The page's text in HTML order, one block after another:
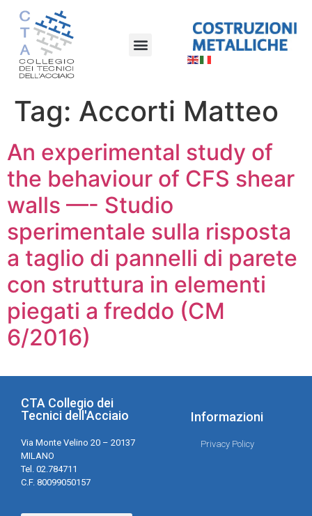
Tag: Accorti Matteo
An experimental study of
the behaviour of CFS shear
walls —- Studio
sperimentale sulla risposta
a taglio di pannelli di parete
con struttura in elementi
piegati a freddo (CM
6/2016)
CTA Collegio dei
Tecnici dell'Acciaio
Via Monte Velino 20 – 20137
MILANO
Tel. 02.784711
C.F. 80099050157
Informazioni
Privacy Policy